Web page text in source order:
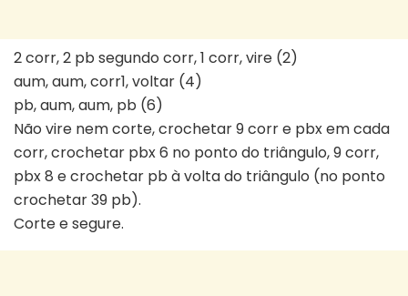
2 corr, 2 pb segundo corr, 1 corr, vire (2)
aum, aum, corr1, voltar (4)
pb, aum, aum, pb (6)
Não vire nem corte, crochetar 9 corr e pbx em cada
corr, crochetar pbx 6 no ponto do triângulo, 9 corr,
pbx 8 e crochetar pb à volta do triângulo (no ponto
crochetar 39 pb).
Corte e segure.